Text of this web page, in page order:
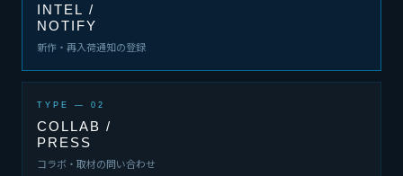
INTEL /
NOTIFY
新作・再入荷通知の登録
TYPE — 02
COLLAB /
PRESS
コラボ・取材の問い合わせ